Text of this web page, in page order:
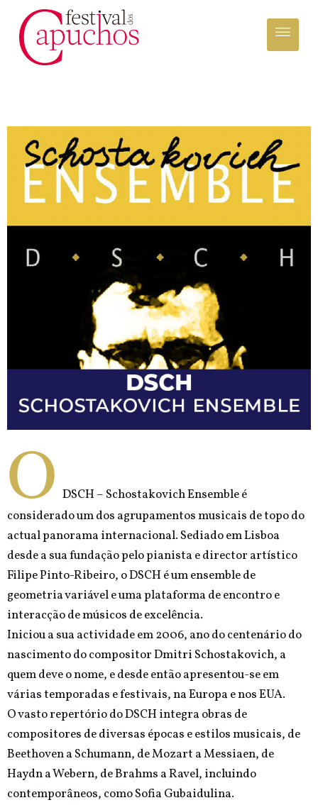
O DSCH – Schostakovich Ensemble é
considerado um dos agrupamentos musicais de topo do
actual panorama internacional. Sediado em Lisboa
desde a sua fundação pelo pianista e director artístico
Filipe Pinto-Ribeiro, o DSCH é um ensemble de
geometria variável e uma plataforma de encontro e
interacção de músicos de excelência.
Iniciou a sua actividade em 2006, ano do centenário do
nascimento do compositor Dmitri Schostakovich, a
quem deve o nome, e desde então apresentou-se em
várias temporadas e festivais, na Europa e nos EUA.
O vasto repertório do DSCH integra obras de
compositores de diversas épocas e estilos musicais, de
Beethoven a Schumann, de Mozart a Messiaen, de
Haydn a Webern, de Brahms a Ravel, incluindo
contemporâneos, como Sofia Gubaidulina.